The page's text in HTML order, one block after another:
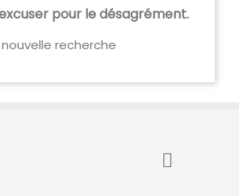
pour le désagrément.
recherche
